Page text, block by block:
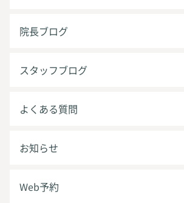
院長ブログ
スタッフブログ
よくある質問
お知らせ
Web予約